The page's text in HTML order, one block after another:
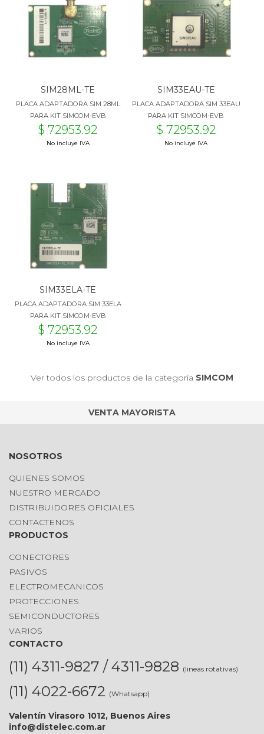
SIM28ML-TE
PLACA ADAPTADORA SIM 28ML
PARA KIT SIMCOM-EVB
$ 72953.92
No incluye IVA
SIM33EAU-TE
PLACA ADAPTADORA SIM 33EAU
PARA KIT SIMCOM-EVB
$ 72953.92
No incluye IVA
SIM33ELA-TE
PLACA ADAPTADORA SIM 33ELA
PARA KIT SIMCOM-EVB
$ 72953.92
No incluye IVA
Ver todos los productos de la categoría SIMCOM
VENTA MAYORISTA
NOSOTROS
QUIENES SOMOS
NUESTRO MERCADO
DISTRIBUIDORES OFICIALES
CONTACTENOS
PRODUCTOS
CONECTORES
PASIVOS
ELECTROMECANICOS
PROTECCIONES
SEMICONDUCTORES
VARIOS
CONTACTO
(11) 4311-9827 / 4311-9828 (lineas rotativas)
(11) 4022-6672 (Whatsapp)
Valentín Virasoro 1012, Buenos Aires
info@distelec.com.ar